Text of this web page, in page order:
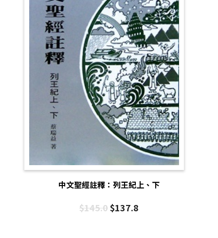
中文聖經註釋：列王紀上、下
$145.0$137.8